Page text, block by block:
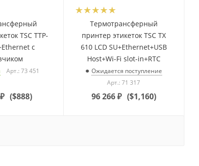
TSC TTP-
с
Арт.: 73 451
($888)
Термотрансферный
принтер этикеток TSC TX
610 LCD SU+Ethernet+USB
Host+Wi-Fi slot-in+RTC
Ожидается поступление
Арт.: 71 317
96 266₽ ($1,160)